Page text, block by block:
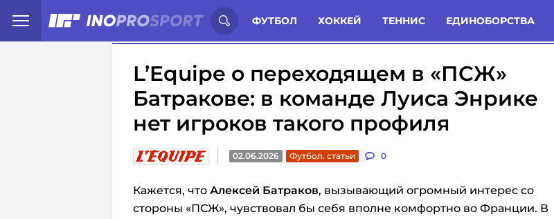
ФУТБОЛ ХОККЕЙ ТЕННИС ЕДИНОБОРСТВА
Иностранцы о спорте России: Статьи Комменты Новости
L’Equipe о переходящем в «ПСЖ»
Батракове: в команде Луиса Энрике
нет игроков такого профиля
02.06.2026 Футбол. статьи 0
Кажется, что Алексей Батраков, вызывающий огромный интерес со
стороны «ПСЖ», чувствовал бы себя вполне комфортно во Франции. В